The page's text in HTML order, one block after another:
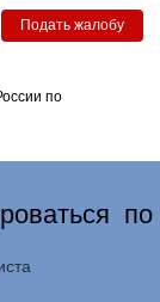
по